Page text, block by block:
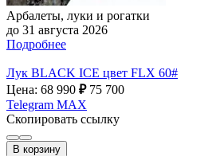
Арбалеты, луки и рогатки
до 31 августа 2026
Подробнее
Лук BLACK ICE цвет FLX 60#
Цена: 68 990 ₽ 75 700
Telegram MAX
Скопировать ссылку
В корзину